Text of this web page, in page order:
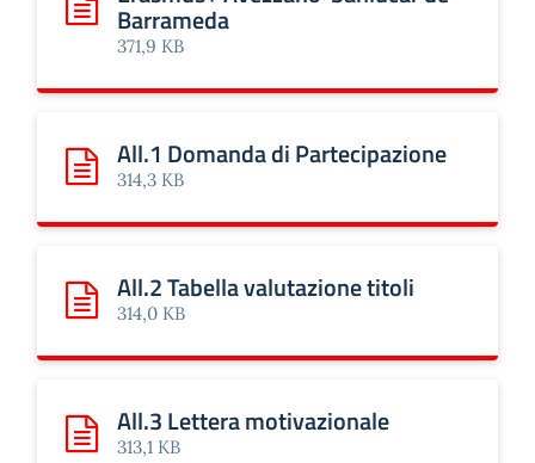
Scarica: timbro_BANDO Selezione Docenti Erasmus+
Barrameda
371,9 KB
Scarica: All.1 Domanda di Partecipazione
All.1 Domanda di Partecipazione
314,3 KB
Scarica: All.2 Tabella valutazione titoli
All.2 Tabella valutazione titoli
314,0 KB
Scarica: All.3 Lettera motivazionale
All.3 Lettera motivazionale
313,1 KB